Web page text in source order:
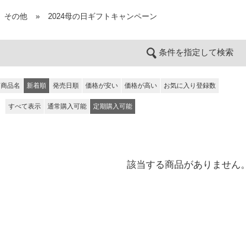
その他 » 2024母の日ギフトキャンペーン
条件を指定して検索
商品名 新着順 発売日順 価格が安い 価格が高い お気に入り登録数
すべて表示 通常購入可能 定期購入可能
該当する商品がありません。